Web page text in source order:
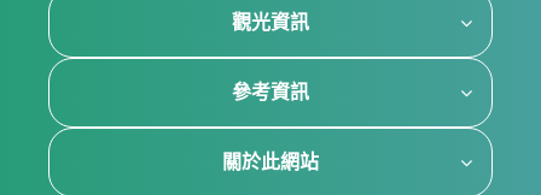
觀光資訊
參考資訊
關於此網站